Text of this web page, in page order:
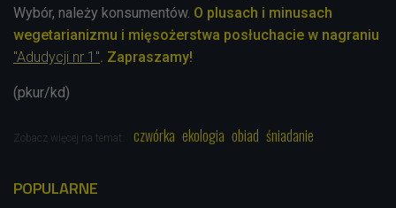
Wybór, należy konsumentów. O plusach i minusach
wegetarianizmu i mięsożerstwa posłuchacie w nagraniu
"Adudycji nr 1". Zapraszamy!
(pkur/kd)
Zobacz więcej na temat: czwórka ekologia obiad śniadanie
POPULARNE